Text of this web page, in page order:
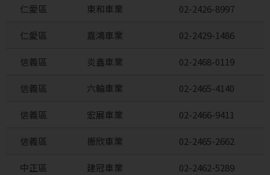
仁愛區 東和車業 02-2426-8997
仁愛區 嘉鴻車業 02-2429-1486
信義區 炎鑫車業 02-2468-0119
信義區 六輪車業 02-2465-4140
信義區 宏展車業 02-2466-9411
信義區 振欣車業 02-2465-2662
中正區 建冠車業 02-2462-5289